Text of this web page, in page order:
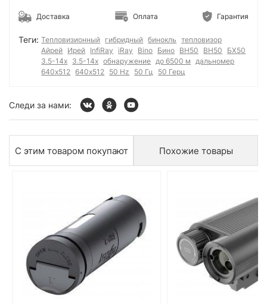
Доставка Оплата Гарантия
Теги: Тепловизионный гибридный бинокль
тепловизор
Айрей Ирей InfiRay iRay Bino Бино BH50 ВН50
БХ50
3.5-14x 3.5-14х обнаружение до 6500 м
дальномер
640x512 640х512 50 Hz 50 Гц 50 Герц
Следи за нами:
С этим товаром покупают Похожие товары